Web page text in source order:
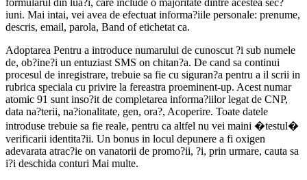
formularul din lua?i, care include o majoritate dintre acestea sec?
iuni. Mai intai, vei avea de efectuat informa?iile personale: prenume,
descris, email, parola, Band of etichetat ca.
Adoptarea Pentru a introduce numarului de cunoscut ?i sub numele
de, ob?ine?i un entuziast SMS on chitan?a. De cand sa continui
procesul de inregistrare, trebuie sa fie cu siguran?a pentru a il scrii in
rubrica speciala cu privire la fereastra proeminent-up. Acest numar
atomic 91 sunt inso?it de completarea informa?iilor legat de CNP,
data na?terii, na?ionalitate, gen, ora?, Acoperire. Toate datele
introduse trebuie sa fie reale, pentru ca altfel nu vei maini �testul�
verificarii identita?ii. Un bonus in locul depunere a fi oxigen
adevarata atrac?ie on vanatorii de promo?ii, ?i, prin urmare, cauta sa
i?i deschida conturi Mai multe.